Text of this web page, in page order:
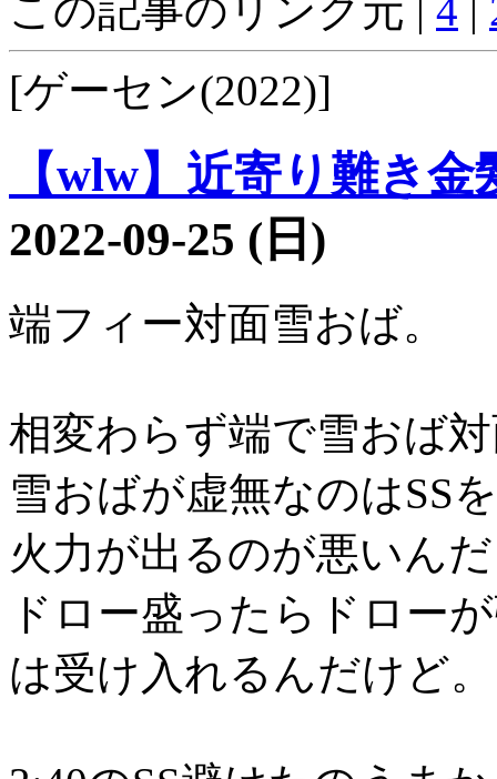
この記事のリンク元 | 4
[ゲーセン(2022)]
【wlw】近寄り難き
2022-09-25 (日)
端フィー対面雪おば。
相変わらず端で雪おば
雪おばが虚無なのはSS
火力が出るのが悪いん
ドロー盛ったらドロー
は受け入れるんだけど。